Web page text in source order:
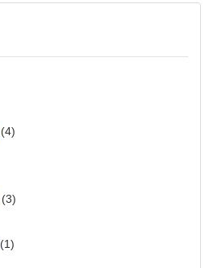
(4)
(3)
(1)